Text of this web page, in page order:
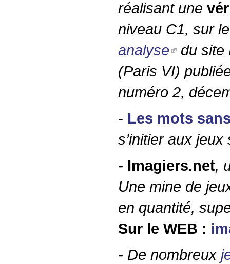
réalisant une
niveau C1, sur
analyse
du site
(Paris VI)
numéro 2,
- Les mots
s’initier aux
- Imagiers.net,
Une mine de
en quantité,
Sur le WEB :
- De nombreux